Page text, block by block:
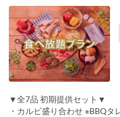
▼全7品 初期提供セット▼
・カルビ盛り合わせ ※BBQ